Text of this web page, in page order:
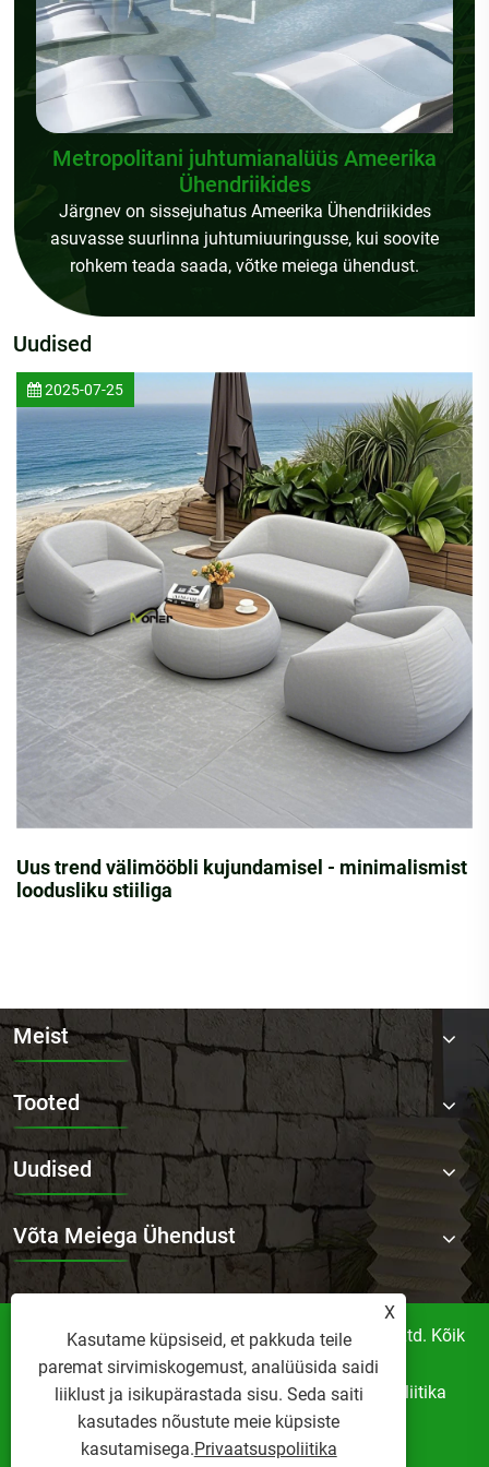
Metropolitani juhtumianalüüs Ameerika
Ühendriikides
Järgnev on sissejuhatus Ameerika Ühendriikides
asuvasse suurlinna juhtumiuuringusse, kui soovite
rohkem teada saada, võtke meiega ühendust.
Uudised
2025-07-25
Uus trend välimööbli kujundamisel - minimalismist
loodusliku stiiliga
Meist
Tooted
Uudised
Võta Meiega Ühendust
Autoriõigus © 2025 Foshan Norler Furniture Co., Ltd. Kõik
õigused kaitstud.
Links
Sitemap RSS XML Privaatsuspoliitika
X
Kasutame küpsiseid, et pakkuda teile
paremat sirvimiskogemust, analüüsida saidi
liiklust ja isikupärastada sisu. Seda saiti
kasutades nõustute meie küpsiste
kasutamisega.Privaatsuspoliitika